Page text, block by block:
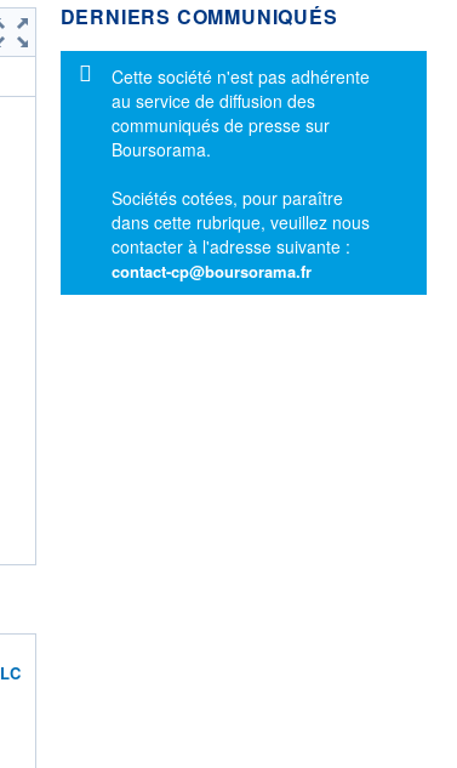
DERNIERS COMMUNIQUÉS
Message d'information
Cette société n'est pas adhérente
au service de diffusion des
communiqués de presse sur
Boursorama.
Sociétés cotées, pour paraître
dans cette rubrique, veuillez nous
contacter à l'adresse suivante :
contact-cp@boursorama.fr